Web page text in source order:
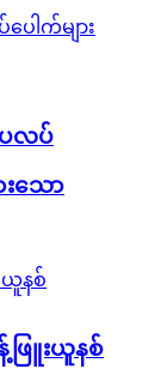
ပလပ်
းသော
န့်ဖြူးယူနစ်